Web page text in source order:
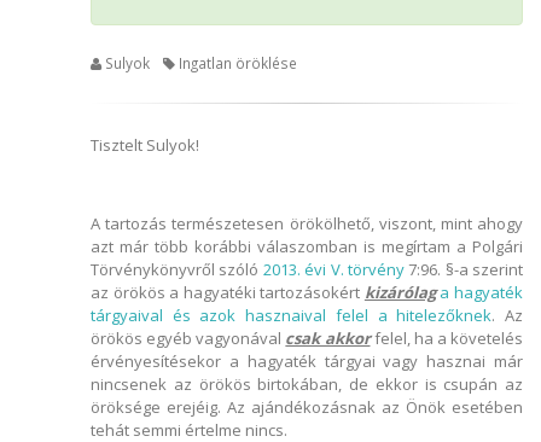
Sulyok Ingatlan öröklése
Tisztelt Sulyok!
A tartozás természetesen örökölhető, viszont, mint ahogy
azt már több korábbi válaszomban is megírtam a Polgári
Törvénykönyvről szóló 2013. évi V. törvény7:96. §-a szerint
az örökös a hagyatéki tartozásokért kizárólag a hagyaték
tárgyaival és azok hasznaival felel a hitelezőknek. Az
örökös egyéb vagyonával csak akkorfelel, ha a követelés
érvényesítésekor a hagyaték tárgyai vagy hasznai már
nincsenek az örökös birtokában, de ekkor is csupán az
öröksége erejéig. Az ajándékozásnak az Önök esetében
tehát semmi értelme nincs.